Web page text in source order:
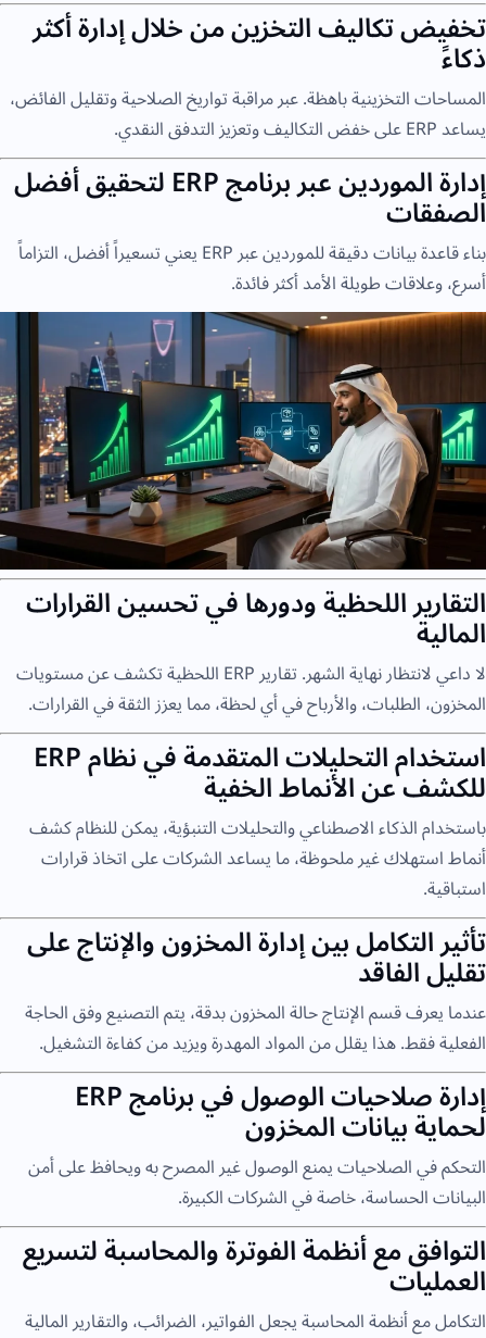
تخفيض تكاليف التخزين من خلال إدارة أكثر
ذكاءً
المساحات التخزينية باهظة. عبر مراقبة تواريخ الصلاحية وتقليل الفائض،
يساعد ERP على خفض التكاليف وتعزيز التدفق النقدي.
إدارة الموردين عبر برنامج ERP لتحقيق أفضل
الصفقات
بناء قاعدة بيانات دقيقة للموردين عبر ERP يعني تسعيراً أفضل، التزاماً
أسرع، وعلاقات طويلة الأمد أكثر فائدة.
التقارير اللحظية ودورها في تحسين القرارات
المالية
لا داعي لانتظار نهاية الشهر. تقارير ERP اللحظية تكشف عن مستويات
المخزون، الطلبات، والأرباح في أي لحظة، مما يعزز الثقة في القرارات.
استخدام التحليلات المتقدمة في نظام ERP
للكشف عن الأنماط الخفية
باستخدام الذكاء الاصطناعي والتحليلات التنبؤية، يمكن للنظام كشف
أنماط استهلاك غير ملحوظة، ما يساعد الشركات على اتخاذ قرارات
استباقية.
تأثير التكامل بين إدارة المخزون والإنتاج على
تقليل الفاقد
عندما يعرف قسم الإنتاج حالة المخزون بدقة، يتم التصنيع وفق الحاجة
الفعلية فقط. هذا يقلل من المواد المهدرة ويزيد من كفاءة التشغيل.
إدارة صلاحيات الوصول في برنامج ERP
لحماية بيانات المخزون
التحكم في الصلاحيات يمنع الوصول غير المصرح به ويحافظ على أمن
البيانات الحساسة، خاصة في الشركات الكبيرة.
التوافق مع أنظمة الفوترة والمحاسبة لتسريع
العمليات
التكامل مع أنظمة المحاسبة يجعل الفواتير، الضرائب، والتقارير المالية